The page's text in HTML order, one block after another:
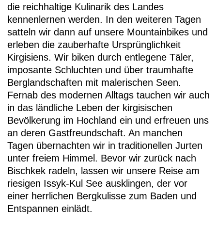
die reichhaltige Kulinarik des Landes
kennenlernen werden. In den weiteren Tagen
satteln wir dann auf unsere Mountainbikes und
erleben die zauberhafte Ursprünglichkeit
Kirgisiens. Wir biken durch entlegene Täler,
imposante Schluchten und über traumhafte
Berglandschaften mit malerischen Seen.
Fernab des modernen Alltags tauchen wir auch
in das ländliche Leben der kirgisischen
Bevölkerung im Hochland ein und erfreuen uns
an deren Gastfreundschaft. An manchen
Tagen übernachten wir in traditionellen Jurten
unter freiem Himmel. Bevor wir zurück nach
Bischkek radeln, lassen wir unsere Reise am
riesigen Issyk-Kul See ausklingen, der vor
einer herrlichen Bergkulisse zum Baden und
Entspannen einlädt.